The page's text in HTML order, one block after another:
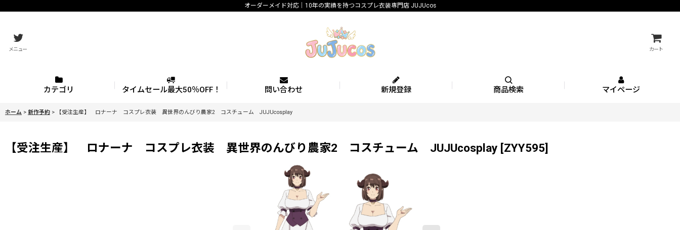
オーダーメイド対応｜10年の実績を持つコスプレ衣装専門店 JUJUcos
メニュー カート
カテゴリ タイムセール最大50％OFF！ 問い合わせ 新規登録 商品検索 マイページ
ホーム > 新作予約 > 【受注生産】 ロナーナ コスプレ衣装 異世界のんびり農家2 コスチューム JUJUcosplay
【受注生産】 ロナーナ コスプレ衣装 異世界のんびり農家2 コスチューム JUJUcosplay [ZYY595]